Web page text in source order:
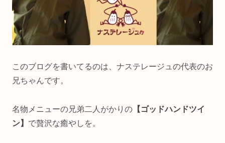
このブログを書いてるのは、ナステレージュの代表のお
兄ちゃんです。
名物メニューの兄弟二人がかりの 【ゴッドハンドツイ
ン】 で贅沢な癒やしを。